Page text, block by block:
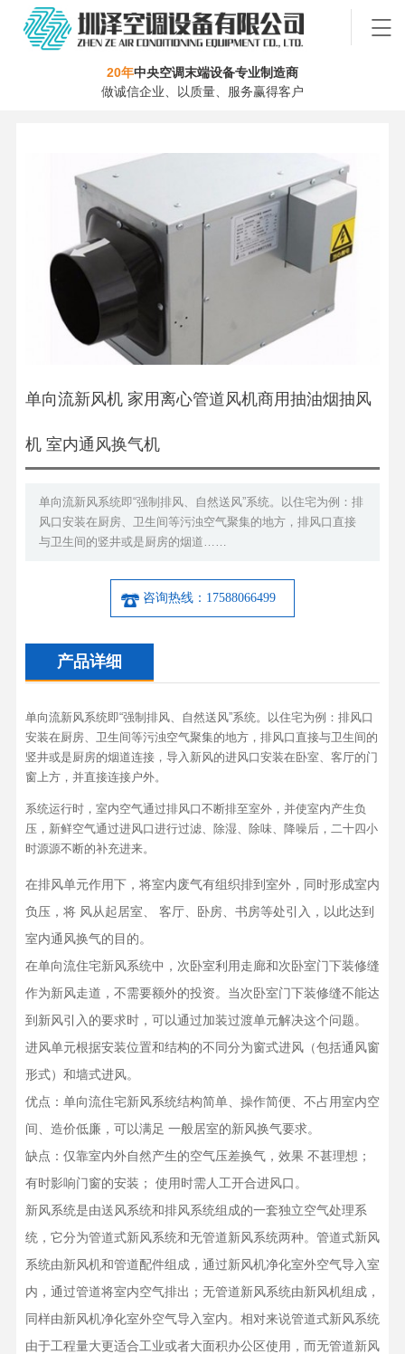
20年中央空调末端设备专业制造商
做诚信企业、以质量、服务赢得客户
单向流新风机 家用离心管道风机商用抽油烟抽风
机 室内通风换气机
单向流新风系统即“强制排风、自然送风”系统。以住宅为例：排
风口安装在厨房、卫生间等污浊空气聚集的地方，排风口直接
与卫生间的竖井或是厨房的烟道……
咨询热线：17588066499
产品详细
单向流新风系统即“强制排风、自然送风”系统。以住宅为例：排风口
安装在厨房、卫生间等污浊空气聚集的地方，排风口直接与卫生间的
竖井或是厨房的烟道连接，导入新风的进风口安装在卧室、客厅的门
窗上方，并直接连接户外。
系统运行时，室内空气通过排风口不断排至室外，并使室内产生负
压，新鲜空气通过进风口进行过滤、除湿、除味、降噪后，二十四小
时源源不断的补充进来。
在排风单元作用下，将室内废气有组织排到室外，同时形成室内
负压，将 风从起居室、 客厅、卧房、书房等处引入，以此达到
室内通风换气的目的。
在单向流住宅新风系统中，次卧室利用走廊和次卧室门下装修缝
作为新风走道，不需要额外的投资。当次卧室门下装修缝不能达
到新风引入的要求时，可以通过加装过渡单元解决这个问题。
进风单元根据安装位置和结构的不同分为窗式进风（包括通风窗
形式）和墙式进风。
优点：单向流住宅新风系统结构简单、操作简便、不占用室内空
间、造价低廉，可以满足 一般居室的新风换气要求。
缺点：仅靠室内外自然产生的空气压差换气，效果 不甚理想；
有时影响门窗的安装； 使用时需人工开合进风口。
新风系统是由送风系统和排风系统组成的一套独立空气处理系
统，它分为管道式新风系统和无管道新风系统两种。管道式新风
系统由新风机和管道配件组成，通过新风机净化室外空气导入室
内，通过管道将室内空气排出；无管道新风系统由新风机组成，
同样由新风机净化室外空气导入室内。相对来说管道式新风系统
由于工程量大更适合工业或者大面积办公区使用，而无管道新风